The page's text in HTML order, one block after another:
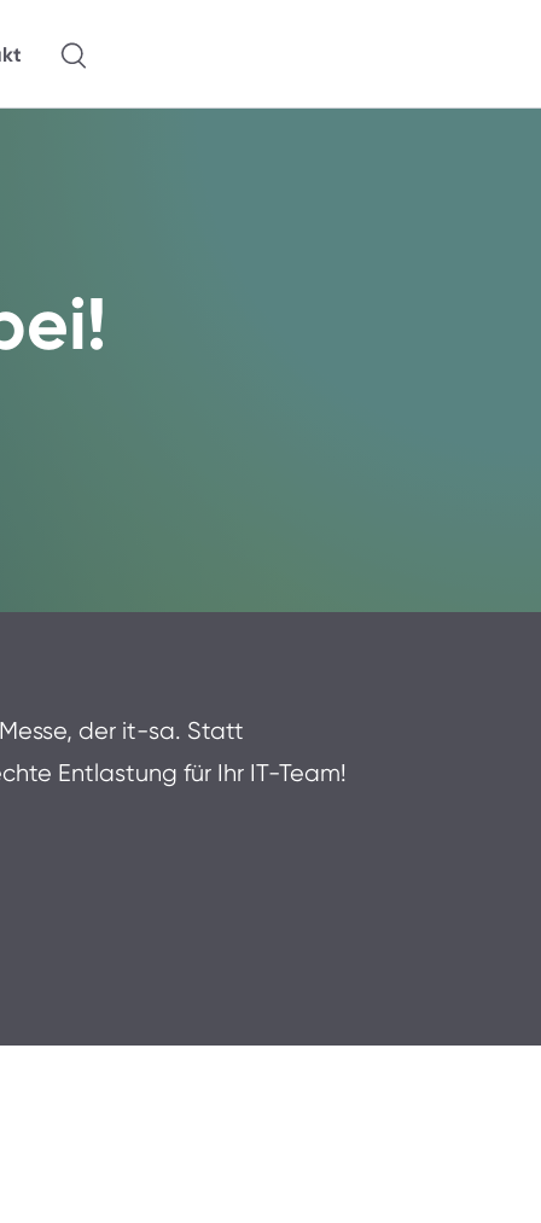
der it-sa. Statt
Entlastung für Ihr IT-Team!